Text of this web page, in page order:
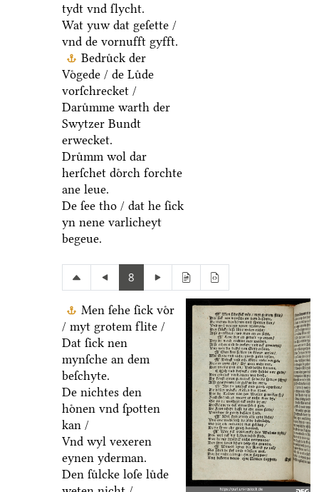
tydt vnd ſlycht.
Wat yuw dat geſette /
vnd de vornufft gyfft.
Bedruͤck der
Voͤgede / de Luͤde
vorſchrecket /
Daruͤmme warth der
Swytzer Bundt
erwecket.
Druͤmm wol dar
herſchet doͤrch forchte
ane leue.
De ſee tho / dat he ſick
yn nene varlicheyt
begeue.
8
Men ſehe ſick voͤr
/ myt grotem flite /
Dat ſick nen
mynſche an dem
beſchyte.
De nichtes den
hoͤnen vnd ſpotten
kan /
Vnd wyl vexeren
eynen yderman.
Den ſuͤlcke loſe luͤde